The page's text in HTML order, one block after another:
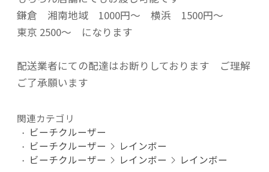
鎌倉 湘南地域 1000円～ 横浜 1500円～
東京 2500～ になります
配送業者にての配達はお断りしております ご理解
ご了承願います
関連カテゴリ
ビーチクルーザー
ビーチクルーザー
レインボー
ビーチクルーザー
レインボー レインボー